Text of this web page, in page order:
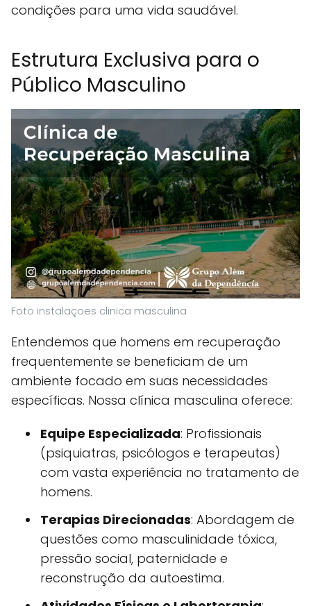
condições para uma vida saudável.
Estrutura Exclusiva para o
Público Masculino
Foto instalaçoes clinica masculina
Entendemos que homens em recuperação
frequentemente se beneficiam de um
ambiente focado em suas necessidades
específicas. Nossa clínica masculina oferece:
Equipe Especializada: Profissionais
(psiquiatras, psicólogos e terapeutas)
com vasta experiência no tratamento de
homens.
Terapias Direcionadas: Abordagem de
questões como masculinidade tóxica,
pressão social, paternidade e
reconstrução da autoestima.